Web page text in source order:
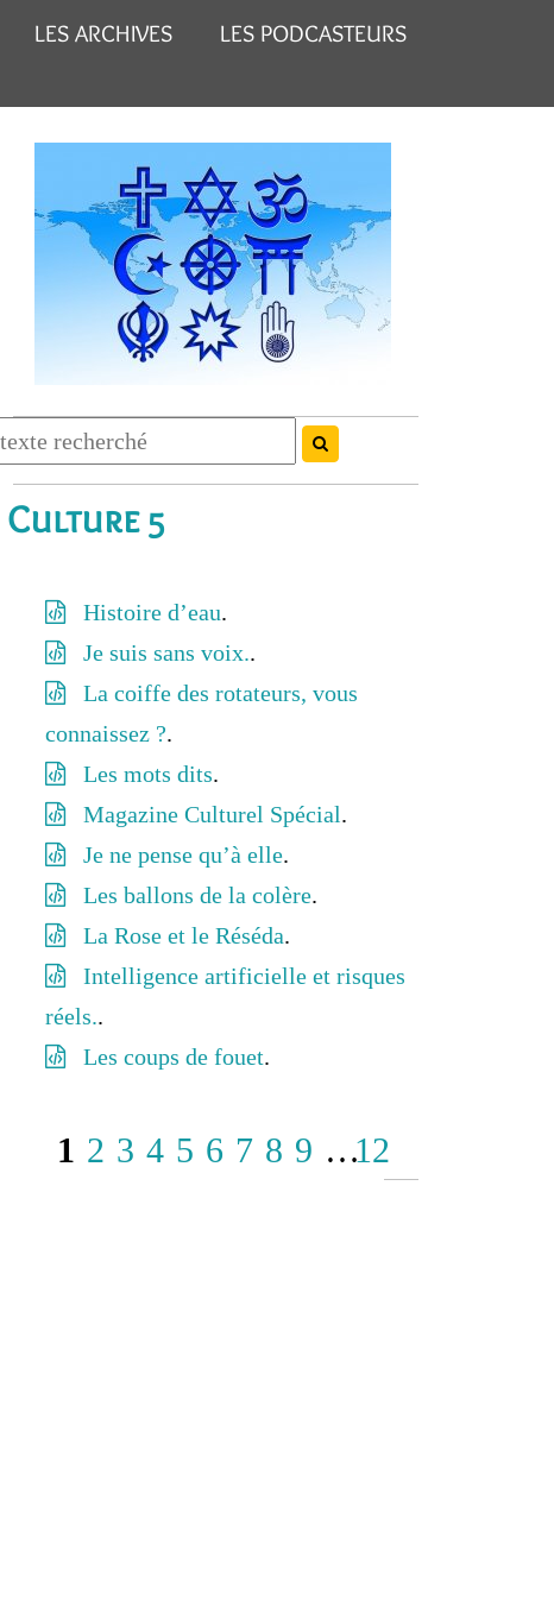
LES ARCHIVES
LES PODCASTEURS
Culture 5
Histoire d’eau.
Je suis sans voix..
La coiffe des rotateurs, vous
connaissez ?.
Les mots dits.
Magazine Culturel Spécial.
Je ne pense qu’à elle.
Les ballons de la colère.
La Rose et le Réséda.
Intelligence artificielle et risques
réels..
Les coups de fouet.
1 2 3 4 5 6 7 8 9 …12